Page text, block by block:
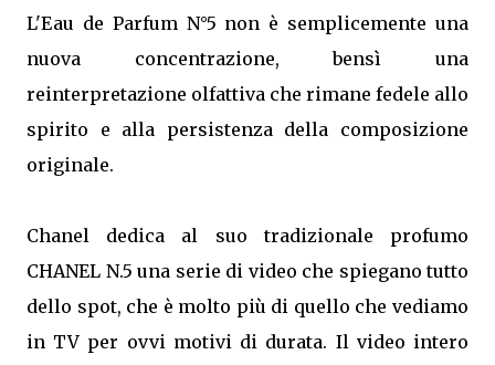
L'Eau de Parfum N°5 non è semplicemente una
nuova concentrazione, bensì una
reinterpretazione olfattiva che rimane fedele allo
spirito e alla persistenza della composizione
originale.
Chanel dedica al suo tradizionale profumo
CHANEL N.5 una serie di video che spiegano tutto
dello spot, che è molto più di quello che vediamo
in TV per ovvi motivi di durata. Il video intero